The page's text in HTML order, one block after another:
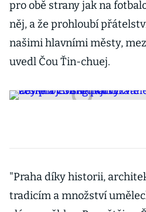
pro obě strany jak na
něj, a že prohloubí
našimi hlavními městy,
uvedl Čou Ťin-chuej.
"Praha díky historii,
tradicím a množství